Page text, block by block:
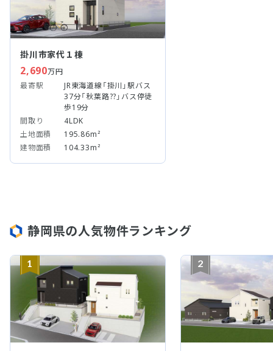
掛川市家代１棟
2,690万円
最寄駅
JR東海道線「掛川」駅バス
37分「秋葉路??」バス停徒
歩19分
間取り
4LDK
土地面積
195.86m²
建物面積
104.33m²
静岡県の人気物件ランキング
1 2